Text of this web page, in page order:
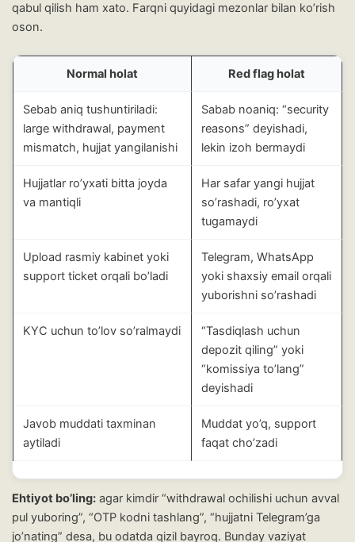
qabul qilish ham xato. Farqni quyidagi mezonlar bilan ko’rish
oson.
Normal holat Red flag holat
Sebab aniq tushuntiriladi:
large withdrawal, payment
mismatch, hujjat yangilanishi
Sabab noaniq: “security
reasons” deyishadi,
lekin izoh bermaydi
Hujjatlar ro’yxati bitta joyda
va mantiqli
Har safar yangi hujjat
so’rashadi, ro’yxat
tugamaydi
Upload rasmiy kabinet yoki
support ticket orqali bo’ladi
Telegram, WhatsApp
yoki shaxsiy email orqali
yuborishni so’rashadi
KYC uchun to’lov so’ralmaydi
“Tasdiqlash uchun
depozit qiling” yoki
“komissiya to’lang”
deyishadi
Javob muddati taxminan
aytiladi
Muddat yo’q, support
faqat cho’zadi
Ehtiyot bo’ling:agar kimdir “withdrawal ochilishi uchun avval
pul yuboring”, “OTP kodni tashlang”, “hujjatni Telegram’ga
jo’nating” desa, bu odatda qizil bayroq. Bunday vaziyat